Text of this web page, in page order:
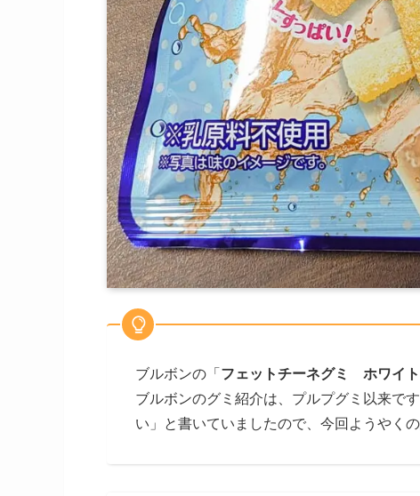
ブルボンの「フェットチーネグミ ホワイ
ブルボンのグミ紹介は、プルプグミ以来で
い」と書いていましたので、今回ようやくの